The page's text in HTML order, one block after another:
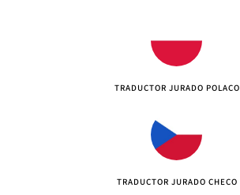
TRADUCTOR JURADO POLACO
TRADUCTOR JURADO CHECO